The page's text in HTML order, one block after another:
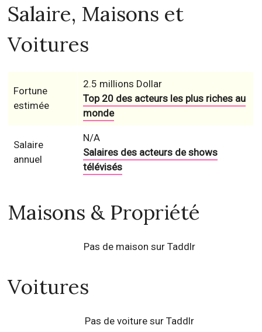
Salaire, Maisons et
Voitures
Fortune
estimée
2.5 millions Dollar
Top 20 des acteurs les plus riches au
monde
Salaire
annuel
N/A
Salaires des acteurs de shows
télévisés
Maisons & Propriété
Pas de maison sur Taddlr
Voitures
Pas de voiture sur Taddlr